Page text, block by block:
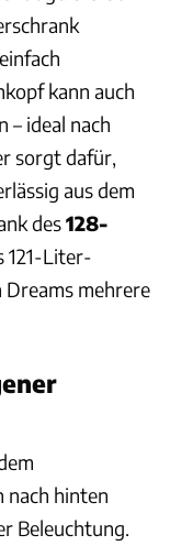
kann auch
– ideal nach
sorgt dafür,
aus dem
des128-
121-Liter-
mehrere
nach hinten
Beleuchtung.